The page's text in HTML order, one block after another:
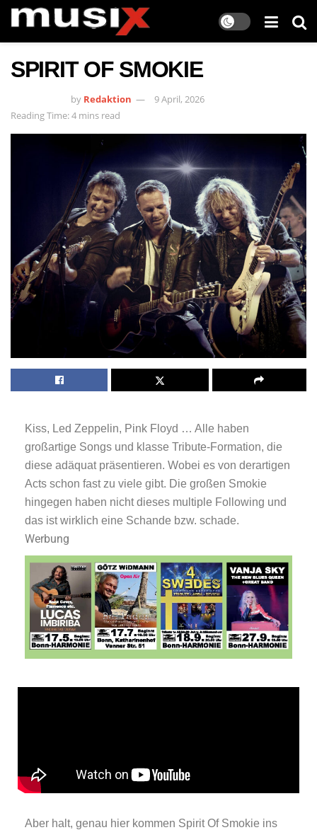
SPIRIT OF SMOKIE
by Redaktion
9 April, 2026
Reading Time: 4 mins read
Kiss, Led Zeppelin, Pink Floyd … Alle haben
großartige Songs und klasse Tribute-Formation, die
diese adäquat präsentieren. Wobei es von derartigen
Acts schon fast zu viele gibt. Die großen Smokie
hingegen haben nicht dieses multiple Following und
das ist wirklich eine Schande bzw. schade.
Werbung
Aber halt, genau hier kommen Spirit Of Smokie ins